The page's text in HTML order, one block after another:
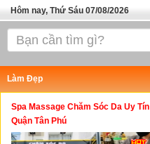
Hôm nay, Thứ Sáu 07/08/2026
Trang chủ
Tuyển Sinh Đào Tạo
Ô Tô Xe Máy
Đồ Dùng Nội Ngoại Thất
Làm Đẹp
Spa Massage Chăm Sóc Da Uy Tín
Quận Tân Phú